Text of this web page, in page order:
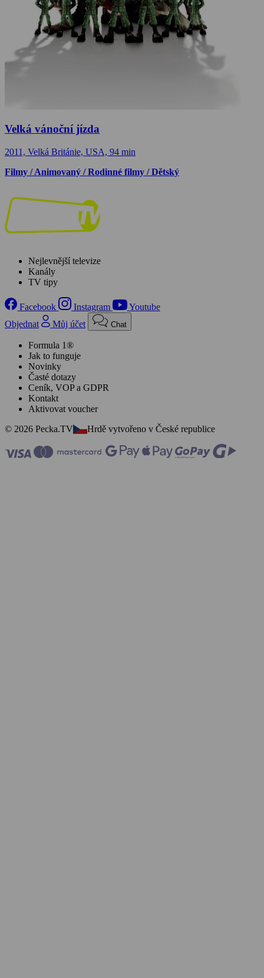
Velká vánoční jízda
2011, Velká Británie, USA, 94 min
Filmy / Animovaný / Rodinné filmy / Dětský
Nejlevnější televize
Kanály
TV tipy
Facebook Instagram
Youtube
Objednat
Můj účet Chat
Formula 1®
Jak to funguje
Novinky
Časté dotazy
Ceník, VOP a GDPR
Kontakt
Aktivovat voucher
© 2026 Pecka.TV
Hrdě vytvořeno v České republice